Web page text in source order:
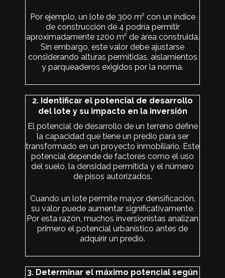
Por ejemplo, un lote de 300 m² con un índice
de construcción de 4 podría permitir
aproximadamente 1200 m² de área construida.
Sin embargo, este valor debe ajustarse
considerando alturas permitidas, aislamientos
y parqueaderos exigidos por la norma.
2. Identificar el potencial de desarrollo
del lote y su impacto en la inversión
El potencial de desarrollo de un terreno define
la capacidad que tiene un predio para ser
transformado en un proyecto inmobiliario. Este
potencial depende de factores como el uso
del suelo, la densidad permitida y el número
de pisos autorizados.
Cuando un lote permite mayor densificación,
su valor puede aumentar significativamente.
Por esta razón, muchos inversionistas analizan
primero el potencial urbanístico antes de
adquirir un predio.
3. Determinar el máximo potencial según